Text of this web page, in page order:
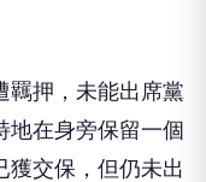
羈押，未能出席黨
地在身旁保留一個
獲交保，但仍未出